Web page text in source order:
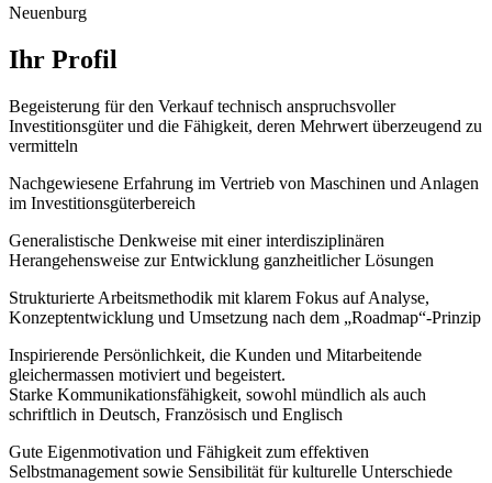
Neuenburg
Ihr Profil
Begeisterung für den Verkauf technisch anspruchsvoller
Investitionsgüter und die Fähigkeit, deren Mehrwert überzeugend zu
vermitteln
Nachgewiesene Erfahrung im Vertrieb von Maschinen und Anlagen
im Investitionsgüterbereich
Generalistische Denkweise mit einer interdisziplinären
Herangehensweise zur Entwicklung ganzheitlicher Lösungen
Strukturierte Arbeitsmethodik mit klarem Fokus auf Analyse,
Konzeptentwicklung und Umsetzung nach dem „Roadmap“-Prinzip
Inspirierende Persönlichkeit, die Kunden und Mitarbeitende
gleichermassen motiviert und begeistert.
Starke Kommunikationsfähigkeit, sowohl mündlich als auch
schriftlich in Deutsch, Französisch und Englisch
Gute Eigenmotivation und Fähigkeit zum effektiven
Selbstmanagement sowie Sensibilität für kulturelle Unterschiede